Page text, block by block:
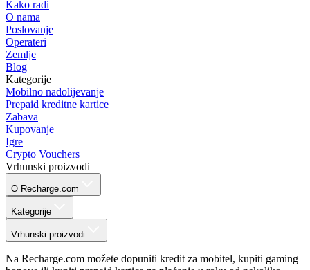
Kako radi
O nama
Poslovanje
Operateri
Zemlje
Blog
Kategorije
Mobilno nadolijevanje
Prepaid kreditne kartice
Zabava
Kupovanje
Igre
Crypto Vouchers
Vrhunski proizvodi
O Recharge.com
Kategorije
Vrhunski proizvodi
Na Recharge.com možete dopuniti kredit za mobitel, kupiti gaming